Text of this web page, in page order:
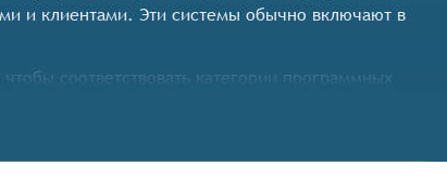
и клиентами. Эти системы обычно включают в
соответствовать категории программных